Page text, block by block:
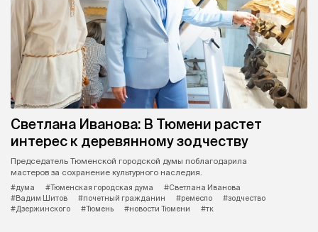
Светлана Иванова: В Тюмени растет
интерес к деревянному зодчеству
Председатель Тюменской городской думы поблагодарила
мастеров за сохранение культурного наследия.
#дума
#Тюменская городская дума
#Светлана Иванова
#Вадим Шитов
#почетный гражданин #ремесло
#зодчество
#Дзержинского
#Тюмень #новости Тюмени #тк